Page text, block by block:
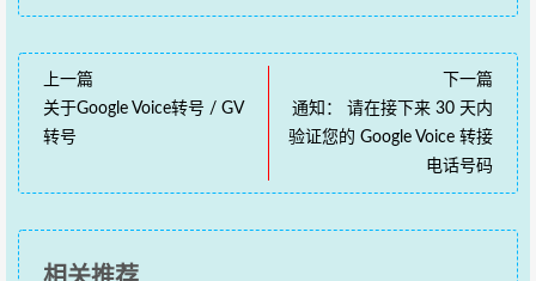
上一篇
关于Google Voice转号 / GV
转号
下一篇
通知： 请在接下来 30 天内
验证您的 Google Voice 转接
电话号码